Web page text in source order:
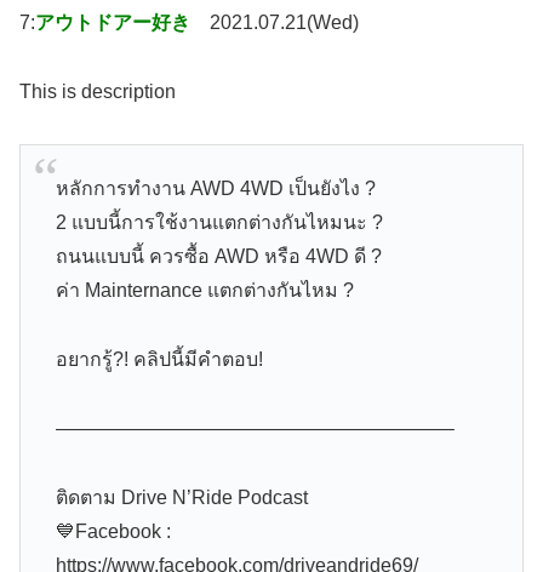
7:アウトドアー好き 2021.07.21(Wed)
This is description
หลักการทำงาน AWD 4WD เป็นยังไง ?
2 แบบนี้การใช้งานแตกต่างกันไหมนะ ?
ถนนแบบนี้ ควรซื้อ AWD หรือ 4WD ดี ?
ค่า Mainternance แตกต่างกันไหม ?
อยากรู้?! คลิปนี้มีคำตอบ!
————————————————————–
ติดตาม Drive N’Ride Podcast
💙Facebook :
https://www.facebook.com/driveandride69/